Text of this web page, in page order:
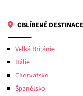
OBLÍBENÉ DESTINACE
Velká Británie
Itálie
Chorvatsko
Španělsko